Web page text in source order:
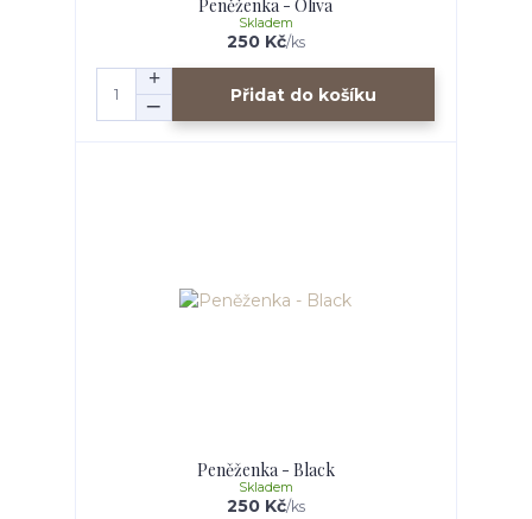
Peněženka - Oliva
250 Kč/ks
Skladem
Přidat do košíku
Peněženka - Black
250 Kč/ks
Skladem